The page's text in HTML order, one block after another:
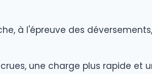
à l'épreuve des
une charge plus rapide et